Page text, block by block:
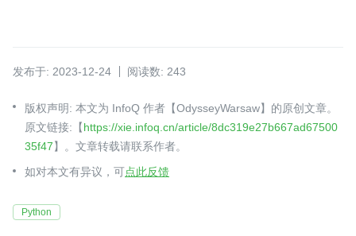
发布于: 2023-12-24 阅读数: 243
版权声明: 本文为 InfoQ 作者【OdysseyWarsaw】的原创文章。
原文链接:【https://xie.infoq.cn/article/8dc319e27b667ad67500
35f47】。文章转载请联系作者。
如对本文有异议，可点此反馈
Python